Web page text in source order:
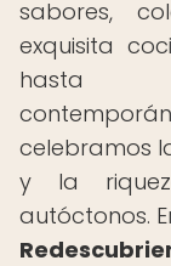
sabores,
exquisita
hasta
celebramos
y la
autóctonos.